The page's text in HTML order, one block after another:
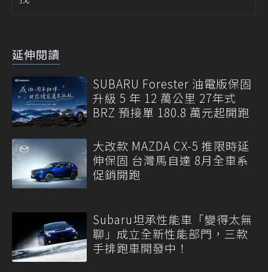
延伸閱讀
SUBARU Forester 油電版保固
升級 5 年 12 萬公里 27年式
BRZ 預接單 180.8 萬元起開跑
大改款 MAZDA CX-5 推限時延
伸保固 台灣馬自達 8月全車系
促銷開跑
Subaru坦承性能車「變得太無
聊」成立全新性能部門，三款
手排跑車開發中！